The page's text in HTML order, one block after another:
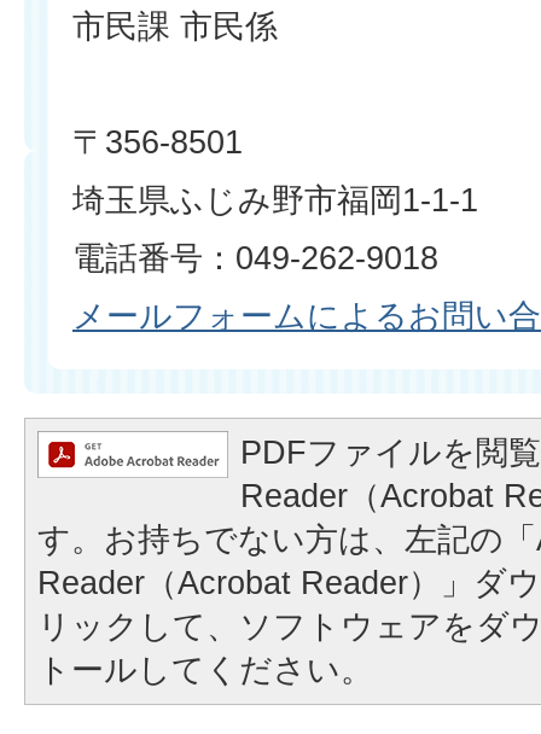
市民課 市民係
〒356-8501
埼玉県ふじみ野市福岡1-1-1
電話番号：049-262-9018
メールフォームによるお問い
PDFファイルを閲
Reader（Acrobat
す。お持ちでない方は、左記の
Reader（Acrobat Reader）」ダ
リックして、ソフトウェアをダ
トールしてください。